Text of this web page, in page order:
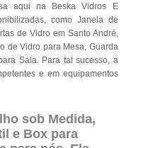
aqui na Beska Vidros E
como Janela de
de Vidro em Santo André,
de Vidro para Mesa, Guarda
Sala. Para tal sucesso, a
e em equipamentos
sob Medida,
e Box para